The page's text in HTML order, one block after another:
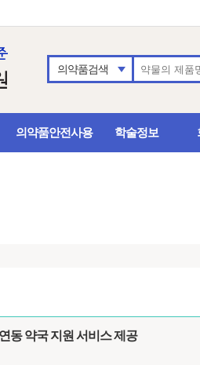
의약품검색
의약품안전사용 학술정보
동 약국 지원 서비스 제공